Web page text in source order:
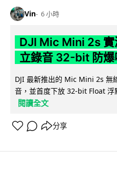
Vin 6 小時
DJI Mic Mini 2s 實
立錄音 32-bit 防爆
DJI 最新推出的 Mic Mini 2s 無
音，並首度下放 32-bit Float 浮
閱讀全文
分享